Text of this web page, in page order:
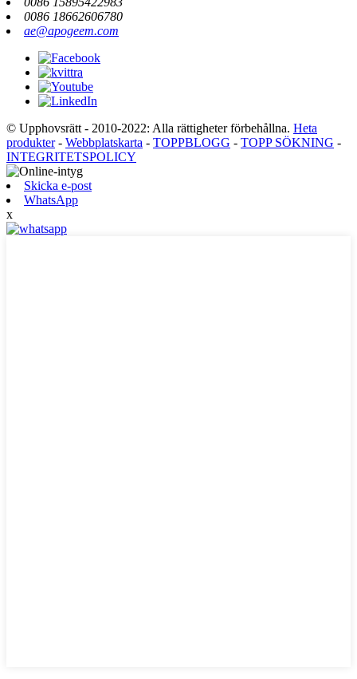
0086 18662606780
ae@apogeem.com
© Upphovsrätt - 2010-2022: Alla rättigheter förbehållna. Heta
produkter- Webbplatskarta - TOPPBLOGG - TOPP SÖKNING -
INTEGRITETSPOLICY
Skicka e-post
WhatsApp
x